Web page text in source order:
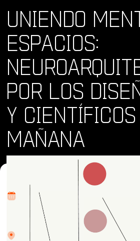
UNIENDO
ESPACIOS:
POR LOS
Y CIENTÍFICOS
MAÑANA
Dónde y Cuándo
vie 23 ago 2024 • 9:00 am
Plaza de Panama, Balboa Park, El